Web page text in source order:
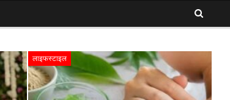
लाइफस्टाइल